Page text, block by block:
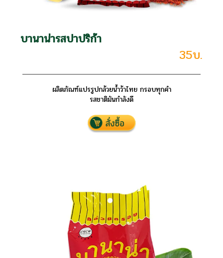
บานาน่ารสปาปริก้า
35บ.
ผลิตภัณฑ์แปรรูปกล้วยน้ำว้าไทย กรอบทุกคำ
รสชาติมันกำลังดี